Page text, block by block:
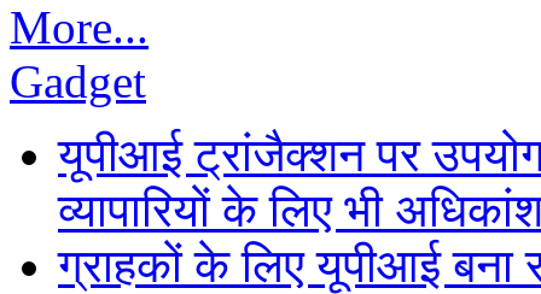
More...
Gadget
यूपीआई ट्रांजैक्शन पर
व्यापारियों के लिए भी
ग्राहकों के लिए यूपीआई